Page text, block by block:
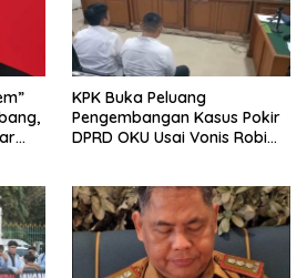
KPK Buka Peluang
Pengembangan Kasus Pokir
DPRD OKU Usai Vonis Robi